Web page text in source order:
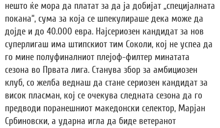
нешто ќе мора да платат за да ја добијат „специјалната
покана“, сума за која се шпекулираше дека може да
дојде и до 40.000 евра. Најсериозен кандидат за нов
суперлигаш има штипскиот тим Соколи, кој не успеа да
го мине полуфиналниот плејоф-филтер минатата
сезона во Првата лига. Станува збор за амбициозен
клуб, со желба веднаш да стане сериозен кандидат за
висок пласман, кој се очекува следната сезона да го
предводи поранешниот македонски селектор, Марјан
Србиновски, а ударна игла да биде ветеранот